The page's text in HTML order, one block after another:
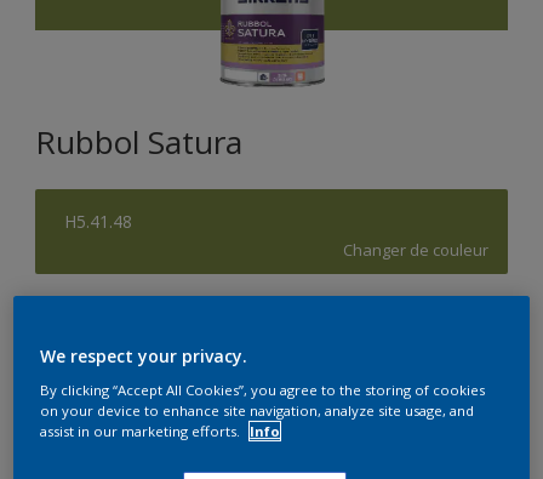
Rubbol Satura
H5.41.48
Changer de couleur
1L
Quantité Calculateur de peinture
Calculer
We respect your privacy.
By clicking “Accept All Cookies”, you agree to the storing of cookies
on your device to enhance site navigation, analyze site usage, and
assist in our marketing efforts.
Info